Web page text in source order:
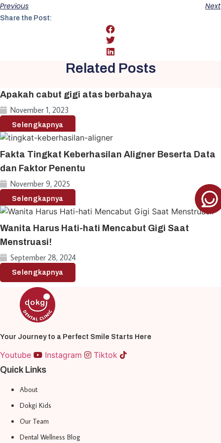
Previous Next
Share the Post:
Related Posts
Apakah cabut gigi atas berbahaya
November 1, 2023
Selengkapnya
Fakta Tingkat Keberhasilan Aligner Beserta Data
dan Faktor Penentu
November 9, 2025
Selengkapnya
Wanita Harus Hati-hati Mencabut Gigi Saat
Menstruasi!
September 28, 2024
Selengkapnya
Your Journey to a Perfect Smile Starts Here
Youtube Instagram
Tiktok
Quick Links
About
Dokgi Kids
Our Team
Dental Wellness Blog